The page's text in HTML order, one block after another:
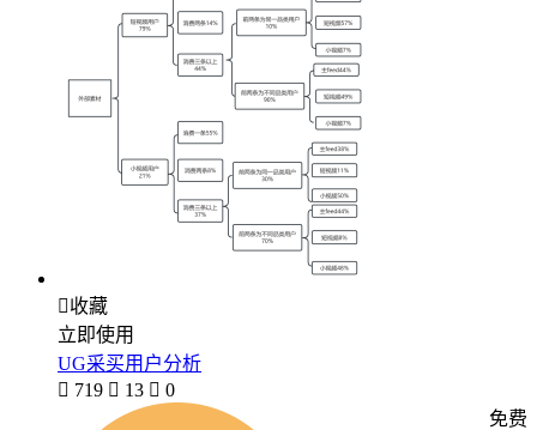
收藏
立即使用
UG采买用户分析
 719  13  0
免费